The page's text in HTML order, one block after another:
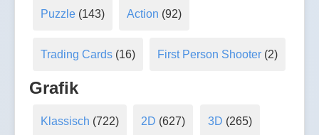
Puzzle(143) Action (92)
Trading Cards(16) First Person Shooter (2)
Grafik
Klassisch (722) 2D (627) 3D (265)